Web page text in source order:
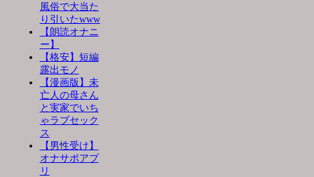
風俗で大当た
り引いたwww
【朗読オナニ
ー】
【格安】短編
露出モノ
【漫画版】未
亡人の母さん
と実家でいち
ゃラブセック
ス
【男性受け】
オナサポアプ
リ